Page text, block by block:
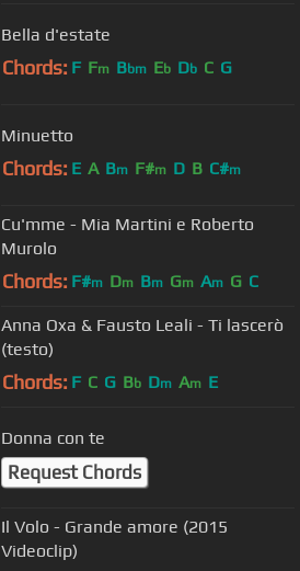
Bella d'estate
Chords: F Fm Bbm Eb Db C G
Minuetto
Chords: E A Bm F#m D B C#m
Cu'mme - Mia Martini e Roberto
Murolo
Chords: F#m Dm Bm Gm Am G C
Anna Oxa & Fausto Leali - Ti lascerò
(testo)
Chords: F C G Bb Dm Am E
Donna con te
Request Chords
Il Volo - Grande amore (2015
Videoclip)